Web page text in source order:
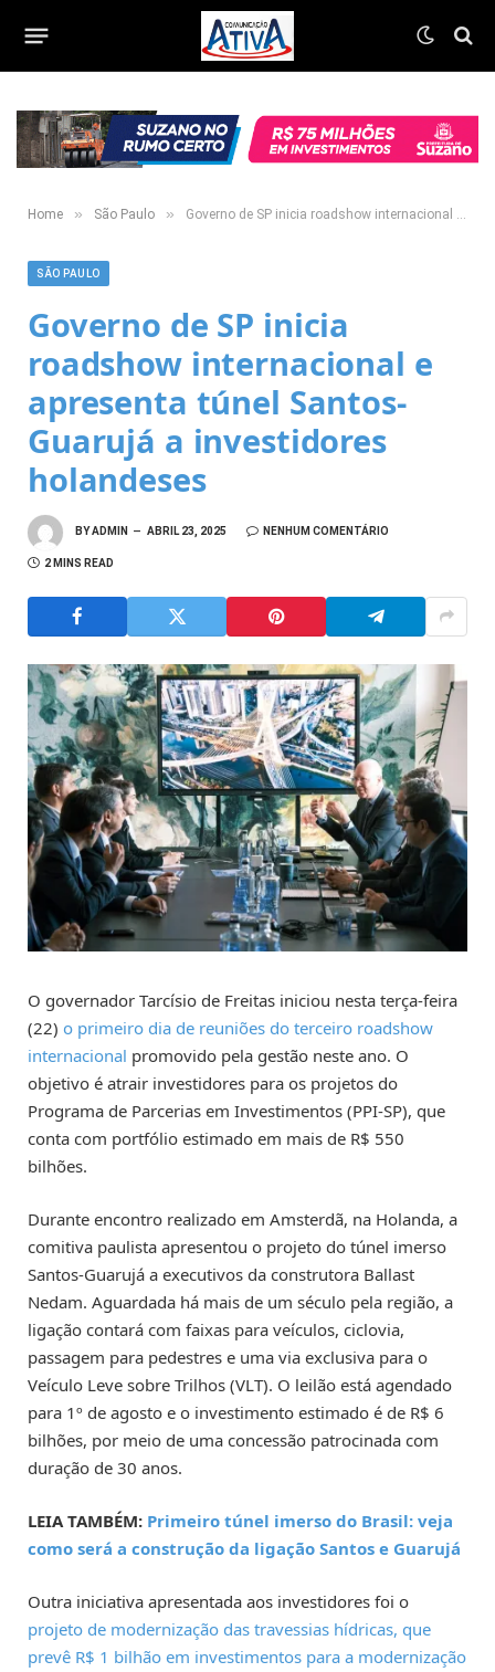
Home » São Paulo » Governo de SP inicia roadshow internacional e apresenta túnel Santos-Guarujá a investidores holandeses
SÃO PAULO
Governo de SP inicia
roadshow internacional e
apresenta túnel Santos-
Guarujá a investidores
holandeses
BYADMIN ABRIL 23, 2025 NENHUM COMENTÁRIO
2 MINS READ
O governador Tarcísio de Freitas iniciou nesta terça-feira
(22) o primeiro dia de reuniões do terceiro roadshow
internacional promovido pela gestão neste ano. O
objetivo é atrair investidores para os projetos do
Programa de Parcerias em Investimentos (PPI-SP), que
conta com portfólio estimado em mais de R$ 550
bilhões.
Durante encontro realizado em Amsterdã, na Holanda, a
comitiva paulista apresentou o projeto do túnel imerso
Santos-Guarujá a executivos da construtora Ballast
Nedam. Aguardada há mais de um século pela região, a
ligação contará com faixas para veículos, ciclovia,
passagem para pedestres e uma via exclusiva para o
Veículo Leve sobre Trilhos (VLT). O leilão está agendado
para 1º de agosto e o investimento estimado é de R$ 6
bilhões, por meio de uma concessão patrocinada com
duração de 30 anos.
LEIA TAMBÉM: Primeiro túnel imerso do Brasil: veja
como será a construção da ligação Santos e Guarujá
Outra iniciativa apresentada aos investidores foi o
projeto de modernização das travessias hídricas, que
prevê R$ 1 bilhão em investimentos para a modernização